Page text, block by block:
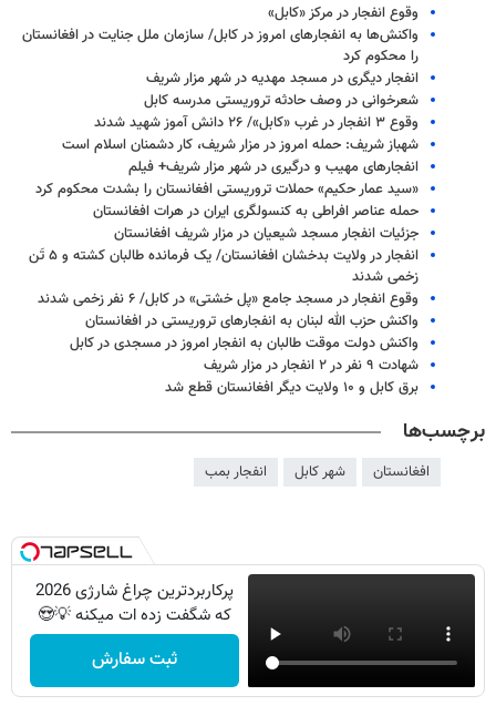
وقوع انفجار در مرکز «کابل»
واکنش‌ها به انفجارهای امروز در کابل/ سازمان ملل جنایت در افغانستان
را محکوم کرد
انفجار دیگری در مسجد مهدیه در شهر مزار شریف
شعرخوانی در وصف حادثه تروریستی مدرسه کابل
وقوع ۳ انفجار در غرب «کابل»/ ۲۶ دانش آموز شهید شدند
شهباز شریف: حمله امروز در مزار شریف، کار دشمنان اسلام است
انفجارهای مهیب و درگیری در شهر ‎مزار شریف+ فیلم
«سید عمار حکیم» حملات تروریستی افغانستان را بشدت محکوم کرد
حمله عناصر افراطی به کنسولگری ایران در هرات افغانستان
جزئیات انفجار مسجد شیعیان در مزار شریف افغانستان
انفجار در ولایت بدخشان افغانستان/ یک فرمانده طالبان کشته و ۵ تَن
زخمی شدند
وقوع انفجار در مسجد جامع «پل خشتی» در کابل/ ۶ نفر زخمی شدند
واکنش حزب الله لبنان به انفجارهای تروریستی در افغانستان
واکنش دولت موقت طالبان به انفجار امروز در مسجدی در کابل
شهادت ۹ نفر در ۲ انفجار در مزار شریف
برق کابل و ۱۰ ولایت دیگر افغانستان قطع شد
برچسب‌ها
افغانستان شهر کابل انفجار بمب
پرکاربردترین چراغ شارژی 2026
که شگفت زده ات میکنه 💡😍
ثبت سفارش